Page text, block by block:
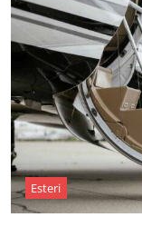
Esteri